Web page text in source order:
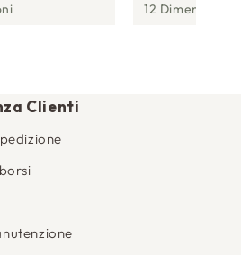
12 Dimensioni
Clienti